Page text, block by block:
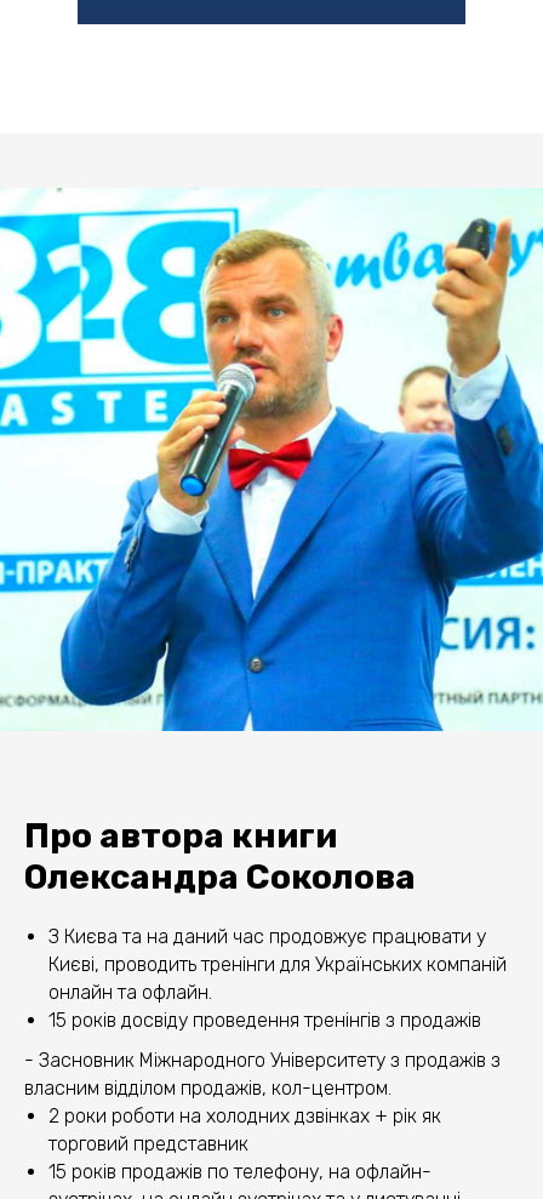
Про автора книги
Олександра Соколова
З Києва та на даний час продовжує працювати у
Києві, проводить тренінги для Українських компаній
онлайн та офлайн.
15 років досвіду проведення тренінгів з продажів
- Засновник Міжнародного Університету з продажів з
власним відділом продажів, кол-центром.
2 роки роботи на холодних дзвінках + рік як
торговий представник
15 років продажів по телефону, на офлайн-